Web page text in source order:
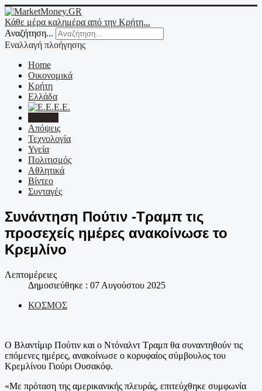
Κάθε μέρα καλημέρα από την Κρήτη...
Αναζήτηση...
Εναλλαγή πλοήγησης
Home
Οικονομικά
Κρήτη
Ελλάδα
Ε.Ε.
Απόψεις
Τεχνολογία
Υγεία
Πολιτισμός
Αθλητικά
Βίντεο
Συνταγές
Συνάντηση Πούτιν -Τραμπ τις
προσεχείς ημέρες ανακοίνωσε το
Κρεμλίνο
Λεπτομέρειες
Δημοσιεύθηκε : 07 Αυγούστου 2025
ΚΟΣΜΟΣ
Ο Βλαντίμιρ Πούτιν και ο Ντόναλντ Τραμπ θα συναντηθούν τις
επόμενες ημέρες, ανακοίνωσε ο κορυφαίος σύμβουλος του
Κρεμλίνου Γιούρι Ουσακόφ.
«Με πρόταση της αμερικανικής πλευράς, επιτεύχθηκε συμφωνία